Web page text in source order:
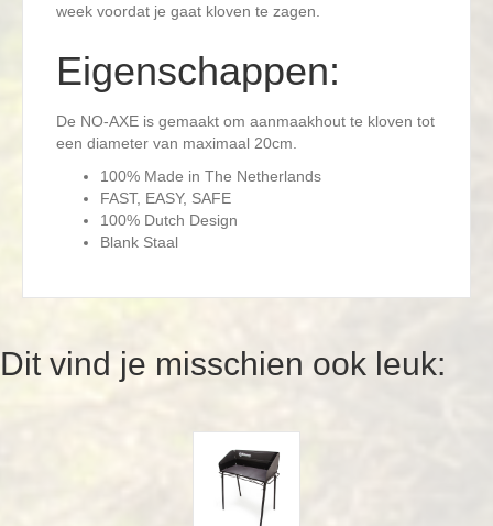
week voordat je gaat kloven te zagen.
Eigenschappen:
De NO-AXE is gemaakt om aanmaakhout te kloven tot
een diameter van maximaal 20cm.
100% Made in The Netherlands
FAST, EASY, SAFE
100% Dutch Design
Blank Staal
Dit vind je misschien ook leuk: